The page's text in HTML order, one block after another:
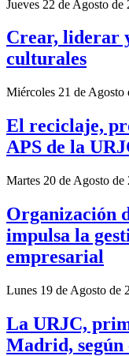
Jueves 22 de Agosto de
Crear, liderar
culturales
Miércoles 21 de Agosto
El reciclaje,
APS de la
Martes 20 de Agosto de
Organización
impulsa la
empresarial
Lunes 19 de Agosto de
La URJC,
Madrid, según